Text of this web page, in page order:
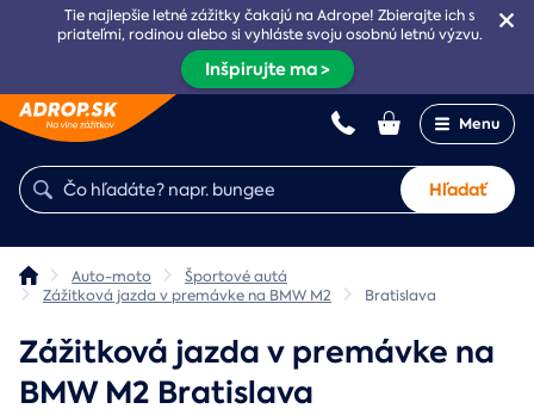
Tie najlepšie letné zážitky čakajú na Adrope! Zbierajte ich s
priateľmi, rodinou alebo si vyhláste svoju osobnú letnú výzvu.
Inšpirujte ma >
Menu
Hľadať
Auto-moto
Športové autá
Zážitková jazda v premávke na BMW M2
Bratislava
Zážitková jazda v premávke na
BMW M2 Bratislava